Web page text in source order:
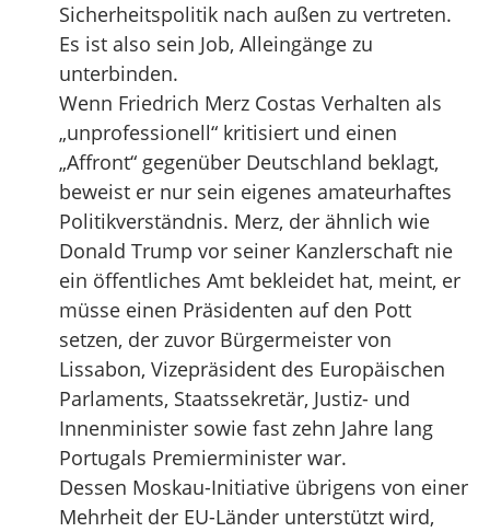
Sicherheitspolitik nach außen zu vertreten.
Es ist also sein Job, Alleingänge zu
unterbinden.
Wenn Friedrich Merz Costas Verhalten als
„unprofessionell“ kritisiert und einen
„Affront“ gegenüber Deutschland beklagt,
beweist er nur sein eigenes amateurhaftes
Politikverständnis. Merz, der ähnlich wie
Donald Trump vor seiner Kanzlerschaft nie
ein öffentliches Amt bekleidet hat, meint, er
müsse einen Präsidenten auf den Pott
setzen, der zuvor Bürgermeister von
Lissabon, Vizepräsident des Europäischen
Parlaments, Staatssekretär, Justiz- und
Innenminister sowie fast zehn Jahre lang
Portugals Premierminister war.
Dessen Moskau-Initiative übrigens von einer
Mehrheit der EU-Länder unterstützt wird,